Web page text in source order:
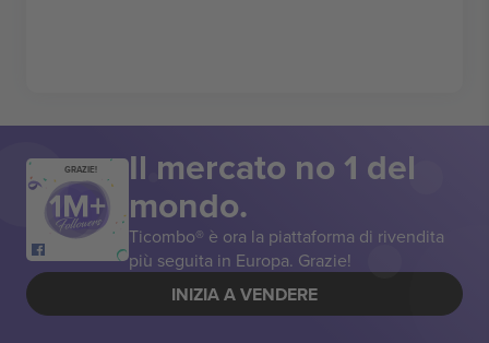
GRAZIE! Il mercato no 1 del
mondo.
Ticombo® è ora la piattaforma di rivendita
più seguita in Europa. Grazie!
INIZIA A VENDERE